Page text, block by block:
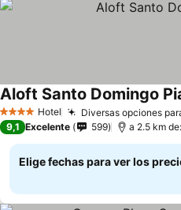
4 EstrellasHotel Diversas opciones
Aloft Santo Domingo
9,1 Excelente 599 a 2.5 km
Elige fechas para ver los